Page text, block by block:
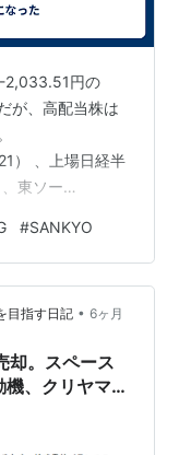
2,033.51円の
が、高配当株は
） 、上場日経半
東ソー
株を現引。 先週
れは気持ちいい
えないわけだ
は変わらない。
さは大事…
#SANKYO
目指す日記 • 6ヶ月
却。スペース
、クリヤマ